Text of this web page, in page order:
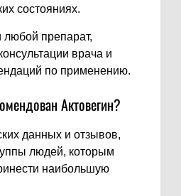
состояниях.
любой препарат,
врача и
по применению.
Актовегин?
данных и отзывов,
людей, которым
наибольшую